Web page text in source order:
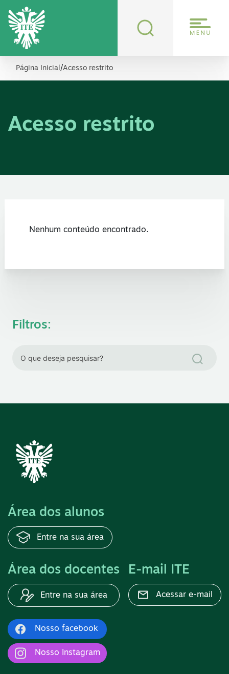
Página Inicial/Acesso restrito
Acesso restrito
Nenhum conteúdo encontrado.
Filtros:
Área dos alunos
Entre na sua área
Área dos docentes
Entre na sua área
E-mail ITE
Acessar e-mail
Nosso facebook
Nosso Instagram